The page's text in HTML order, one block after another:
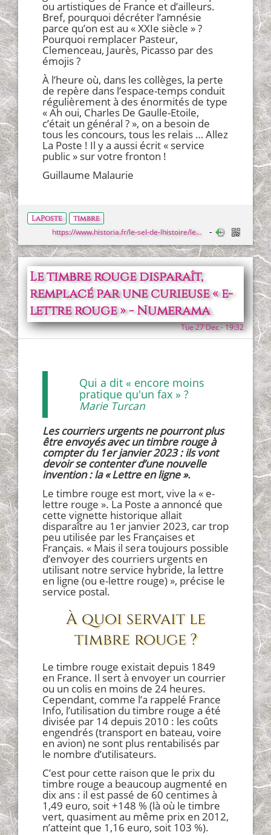
ou artistiques de France et d’ailleurs.
Bref, pourquoi décréter l’amnésie
parce qu’on est au « XXIe siècle » ?
Pourquoi remplacer Pasteur,
Clemenceau, Jaurès, Picasso par des
émojis ?
À l’heure où, dans les collèges, la perte
de repère dans l’espace-temps conduit
régulièrement à des énormités de type
« Ah oui, Charles De Gaulle-Etoile,
c’était un général ? », on a besoin de
tous les concours, tous les relais … Allez
La Poste ! Il y a aussi écrit « service
public » sur votre fronton !
Guillaume Malaurie
LaPoste
timbre
https://www.historia.fr/le-sel-de-lhistoire/les-timbres-poste-de-lamn%C3%A9sie
Le timbre rouge disparaît,
remplacé par une curieuse « e-
lettre rouge » - Numerama
Tue 27 Dec - 19:32
Qui a dit « encore moins
pratique qu'un fax » ?
Marie Turcan
Les courriers urgents ne pourront plus
être envoyés avec un timbre rouge à
compter du 1er janvier 2023 : ils vont
devoir se contenter d’une nouvelle
invention : la « Lettre en ligne ».
Le timbre rouge est mort, vive la « e-
lettre rouge ». La Poste a annoncé que
cette vignette historique allait
disparaître au 1er janvier 2023, car trop
peu utilisée par les Françaises et
Français. « Mais il sera toujours possible
d’envoyer des courriers urgents en
utilisant notre service hybride, la lettre
en ligne (ou e-lettre rouge) », précise le
service postal.
À quoi servait le
timbre rouge ?
Le timbre rouge existait depuis 1849
en France. Il sert à envoyer un courrier
ou un colis en moins de 24 heures.
Cependant, comme l’a rappelé France
Info, l’utilisation du timbre rouge a été
divisée par 14 depuis 2010 : les coûts
engendrés (transport en bateau, voire
en avion) ne sont plus rentabilisés par
le nombre d’utilisateurs.
C’est pour cette raison que le prix du
timbre rouge a beaucoup augmenté en
dix ans : il est passé de 60 centimes à
1,49 euro, soit +148 % (là où le timbre
vert, quasiment au même prix en 2012,
n’atteint que 1,16 euro, soit 103 %).